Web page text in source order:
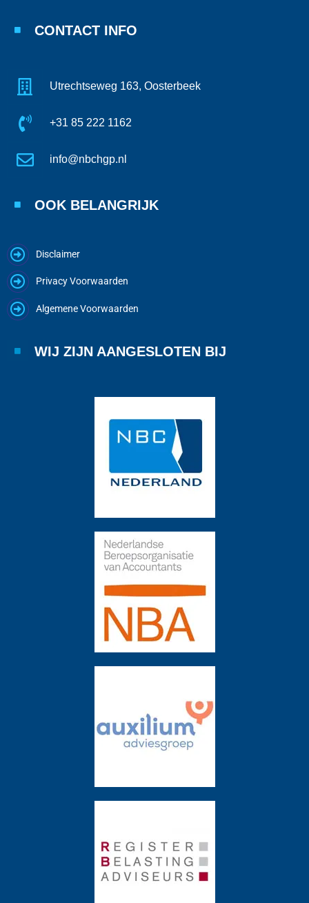
CONTACT INFO
Utrechtseweg 163, Oosterbeek
+31 85 222 1162
info@nbchgp.nl
OOK BELANGRIJK
Disclaimer
Privacy Voorwaarden
Algemene Voorwaarden
WIJ ZIJN AANGESLOTEN BIJ